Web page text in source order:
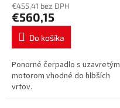
€455,41 bez DPH
€560,15
Do košíka
Ponorné čerpadlo s uzavretým
motorom vhodné do hlbších
vrtov.